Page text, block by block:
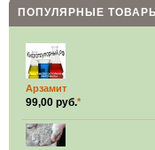
ПОПУЛЯРНЫЕ ТОВАРЫ
Арзамит
99,00 руб.*